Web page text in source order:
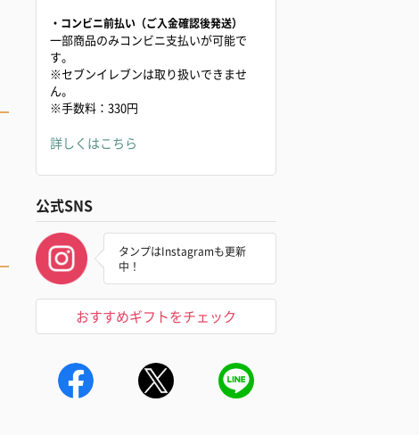
・コンビニ前払い（ご入金確認後発送）
一部商品のみコンビニ支払いが可能で
す。
※セブンイレブンは取り扱いできませ
ん。
※手数料：330円
詳しくはこちら
公式SNS
タンプはInstagramも更新
中！
おすすめギフトをチェック